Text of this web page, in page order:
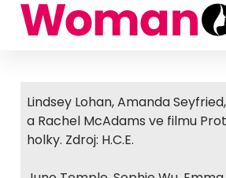
Lindsey Lohan, Amanda
a Rachel McAdams ve filmu
holky. Zdroj: H.C.E.